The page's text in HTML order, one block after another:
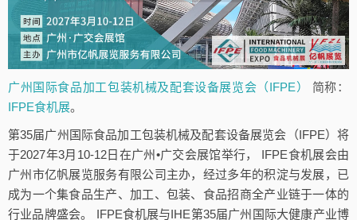
广州国际食品加工包装机械及配套设备展览会（IFPE）
简称：
IFPE食机展。
第35届广州国际食品加工包装机械及配套设备展览会（IFPE）将
于2027年3月10-12日在广州•广交会展馆举行， IFPE食机展会由
广州市亿帆展览服务有限公司主办，经过多年的积淀与发展，已
成为一个集食品生产、加工、包装、食品招商全产业链于一体的
行业品牌盛会。 IFPE食机展与IHE第35届广州国际大健康产业博